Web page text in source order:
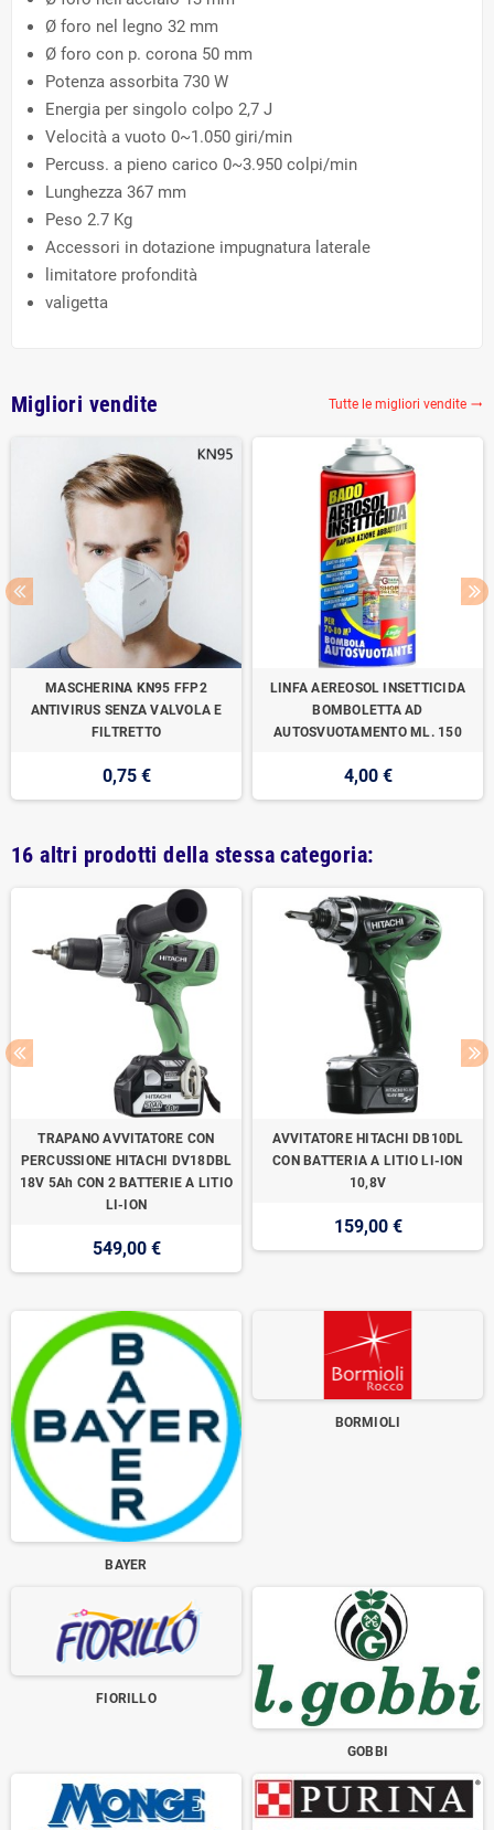
Ø foro nel legno 32 mm
Ø foro con p. corona 50 mm
Potenza assorbita 730 W
Energia per singolo colpo 2,7 J
Velocità a vuoto 0~1.050 giri/min
Percuss. a pieno carico 0~3.950 colpi/min
Lunghezza 367 mm
Peso 2.7 Kg
Accessori in dotazione impugnatura laterale
limitatore profondità
valigetta
Migliori vendite Tutte le migliori vendite 
MASCHERINA KN95 FFP2
ANTIVIRUS SENZA VALVOLA E
FILTRETTO
0,75 €
LINFA AEREOSOL INSETTICIDA
BOMBOLETTA AD
AUTOSVUOTAMENTO ML. 150
4,00 €
16 altri prodotti della stessa categoria:
TRAPANO AVVITATORE CON
PERCUSSIONE HITACHI DV18DBL
18V 5Ah CON 2 BATTERIE A LITIO
LI-ION
549,00 €
AVVITATORE HITACHI DB10DL
CON BATTERIA A LITIO LI-ION
10,8V
159,00 €
BAYER
BORMIOLI
FIORILLO
GOBBI